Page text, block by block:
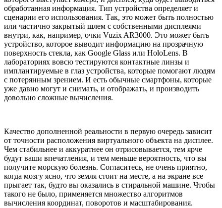
обработанная информация. Тип устройства определяет и
сценарии его использования. Так, это может быть полностью
или частично закрытый шлем с собственными дисплеями
внутри, как, например, очки Vuzix AR3000. Это может быть
устройство, которое выводит информацию на прозрачную
поверхность стекла, как Google Glass или HoloLens. В
лабораториях вовсю тестируются контактные линзы и
имплантируемые в глаз устройства, которые помогают людям
с потерянным зрением. И есть обычные смартфоны, которые
уже давно могут и снимать, и отображать, и производить
довольно сложные вычисления.
Качество дополненной реальности в первую очередь зависит
от точности расположения виртуального объекта на дисплее.
Чем стабильнее и аккуратнее он отрисовывается, тем ярче
будут ваши впечатления, и тем меньше вероятность, что вы
получите морскую болезнь. Согласитесь, не очень приятно,
когда мозгу ясно, что земля стоит на месте, а на экране все
прыгает так, будто вы оказались в стиральной машине. Чтобы
такого не было, применяется множество алгоритмов
вычисления координат, поворотов и масштабирования.